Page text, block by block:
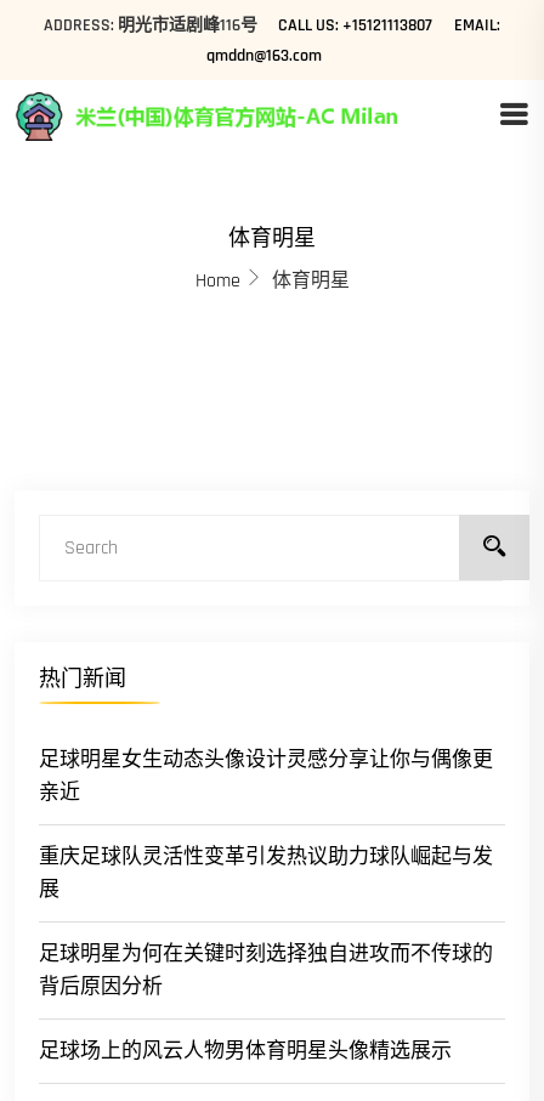
ADDRESS: 明光市适剧峰116号 CALL US: +15121113807
EMAIL:
qmddn@163.com
体育明星
Home 体育明星
热门新闻
足球明星女生动态头像设计灵感分享让你与偶像更
亲近
重庆足球队灵活性变革引发热议助力球队崛起与发
展
足球明星为何在关键时刻选择独自进攻而不传球的
背后原因分析
足球场上的风云人物男体育明星头像精选展示